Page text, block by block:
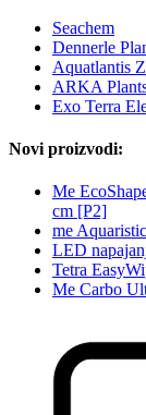
Seachem
Dennerle
Aquatlantis
ARKA
Exo Terra
Novi proizvodi:
Me
cm [P2]
me
LED
Tetra
Me Carbo